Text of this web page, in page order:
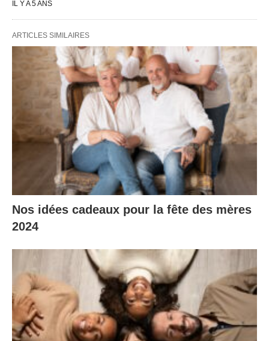
IL Y A 5 ANS
ARTICLES SIMILAIRES
Nos idées cadeaux pour la fête des mères
2024